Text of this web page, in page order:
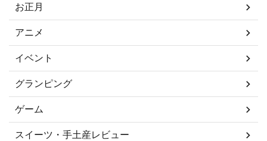
お正月
アニメ
イベント
グランピング
ゲーム
スイーツ・手土産レビュー